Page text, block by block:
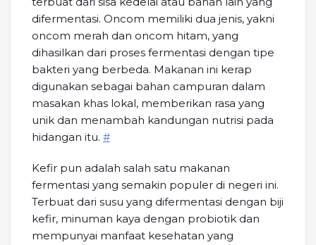
difermentasi. Oncom memiliki dua jenis, yakni
oncom merah dan oncom hitam, yang
dihasilkan dari proses fermentasi dengan tipe
bakteri yang berbeda. Makanan ini kerap
digunakan sebagai bahan campuran dalam
masakan khas lokal, memberikan rasa yang
unik dan menambah kandungan nutrisi pada
hidangan itu. #
Kefir pun adalah salah satu makanan
fermentasi yang semakin populer di negeri ini.
Terbuat dari susu yang difermentasi dengan biji
kefir, minuman kaya dengan probiotik dan
mempunyai manfaat kesehatan yang